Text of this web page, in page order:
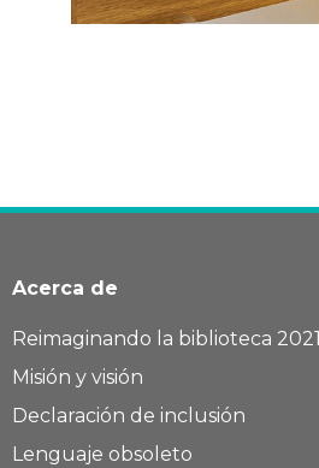
Acerca de
Reimaginando la biblioteca 2021
Misión y visión
Declaración de inclusión
Lenguaje obsoleto